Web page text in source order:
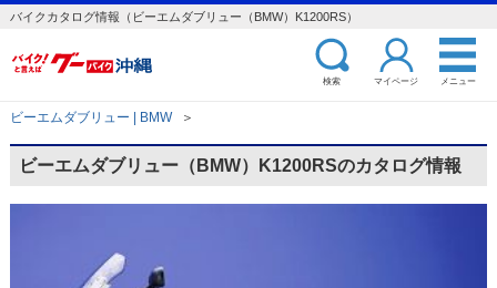
バイクカタログ情報（ビーエムダブリュー（BMW）K1200RS）
検索 マイページ メニュー
ビーエムダブリュー | BMW ＞
ビーエムダブリュー（BMW）K1200RSのカタログ情報